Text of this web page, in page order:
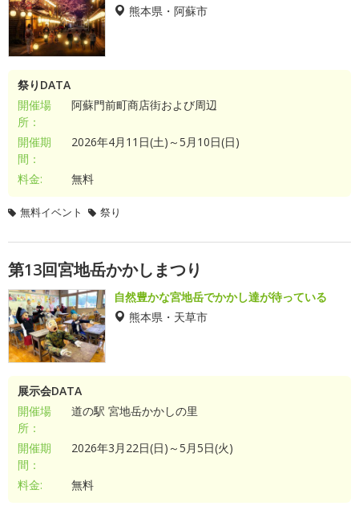
熊本県・阿蘇市
祭りDATA
開催場
所：
阿蘇門前町商店街および周辺
開催期
間：
2026年4月11日(土)～5月10日(日)
料金: 無料
無料イベント 祭り
第13回宮地岳かかしまつり
自然豊かな宮地岳でかかし達が待っている
熊本県・天草市
展示会DATA
開催場
所：
道の駅 宮地岳かかしの里
開催期
間：
2026年3月22日(日)～5月5日(火)
料金: 無料